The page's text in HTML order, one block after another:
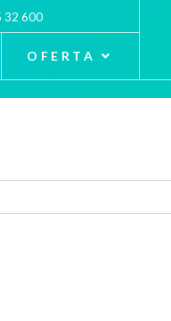
32 600
OFERTA